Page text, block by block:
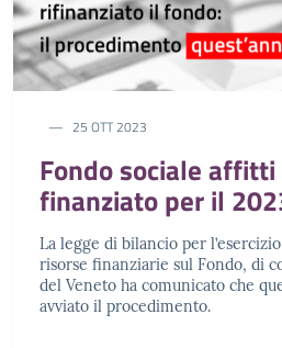
25 OTT 2023
Fondo sociale
finanziato per il
La legge di bilancio per
risorse finanziarie sul Fondo, di
del Veneto ha comunicato che
avviato il procedimento.